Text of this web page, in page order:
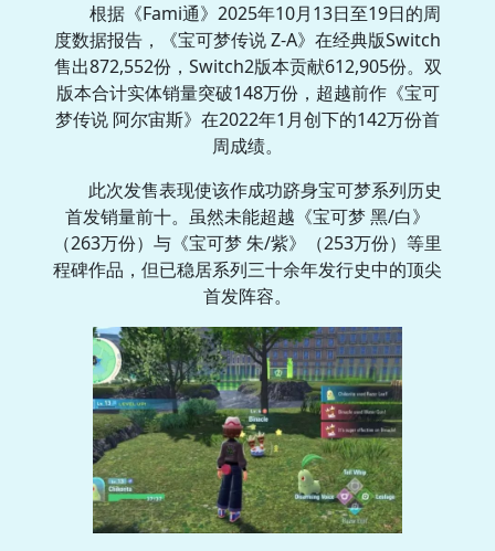
根据《Fami通》2025年10月13日至19日的周
度数据报告，《宝可梦传说 Z-A》在经典版Switch
售出872,552份，Switch2版本贡献612,905份。双
版本合计实体销量突破148万份，超越前作《宝可
梦传说 阿尔宙斯》在2022年1月创下的142万份首
周成绩。
此次发售表现使该作成功跻身宝可梦系列历史
首发销量前十。虽然未能超越《宝可梦 黑/白》
（263万份）与《宝可梦 朱/紫》（253万份）等里
程碑作品，但已稳居系列三十余年发行史中的顶尖
首发阵容。